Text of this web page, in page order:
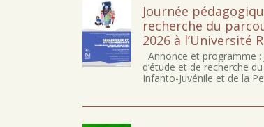
Journée
recherche du
2026 à l’Université
Annonce et programme :
d’étude et de recherche
Infanto-Juvénile et de la